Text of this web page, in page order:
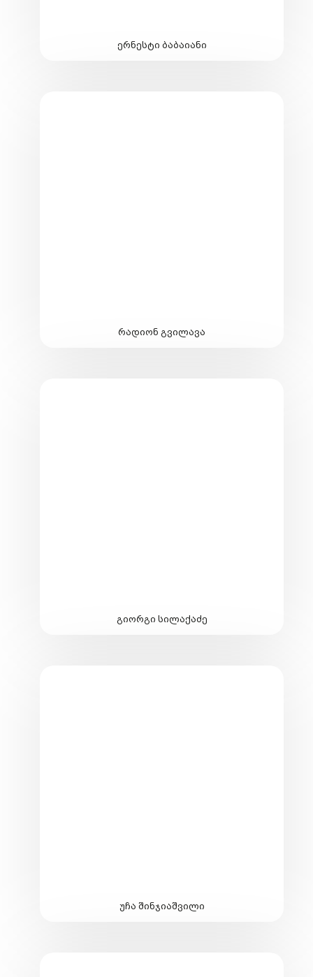
ერნესტი ბაბაიანი
რადიონ გვილავა
გიორგი სილაქაძე
უჩა შინჯიაშვილი